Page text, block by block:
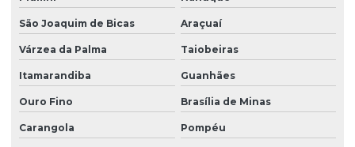
Redutor para motor elétrico
Redutor de rotação
Redutor de rotação de motor elétrico
Redutor com variador de velocidade
Redutor de velocidade
São Joaquim de Bicas Araçuaí
Várzea da Palma Taiobeiras
Itamarandiba Guanhães
Ouro Fino Brasília de Minas
Carangola Pompéu